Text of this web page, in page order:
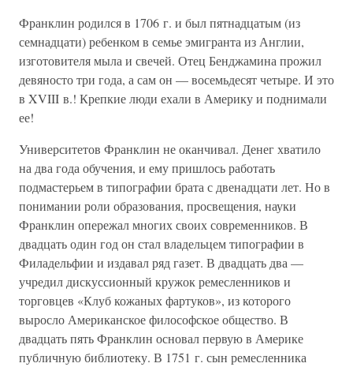
Франклин родился в 1706 г. и был пятнадцатым (из
семнадцати) ребенком в семье эмигранта из Англии,
изготовителя мыла и свечей. Отец Бенджамина прожил
девяносто три года, а сам он — восемьдесят четыре. И это
в XVIII в.! Крепкие люди ехали в Америку и поднимали
ее!
Университетов Франклин не оканчивал. Денег хватило
на два года обучения, и ему пришлось работать
подмастерьем в типографии брата с двенадцати лет. Но в
понимании роли образования, просвещения, науки
Франклин опережал многих своих современников. В
двадцать один год он стал владельцем типографии в
Филадельфии и издавал ряд газет. В двадцать два —
учредил дискуссионный кружок ремесленников и
торговцев «Клуб кожаных фартуков», из которого
выросло Американское философское общество. В
двадцать пять Франклин основал первую в Америке
публичную библиотеку. В 1751 г. сын ремесленника